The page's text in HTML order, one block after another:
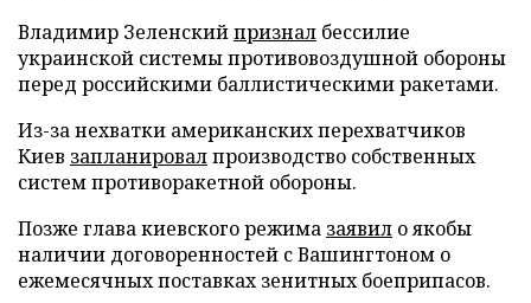
Владимир Зеленскийпризнал бессилие
украинской системы противовоздушной обороны
перед российскими баллистическими ракетами.
Из-за нехватки американских перехватчиков
Киев запланировалпроизводство собственных
систем противоракетной обороны.
Позже глава киевского режима заявил о якобы
наличии договоренностей с Вашингтоном о
ежемесячных поставках зенитных боеприпасов.